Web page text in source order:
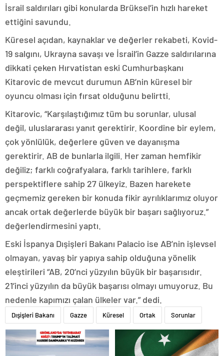
İsrail saldırıları gibi konularda Brüksel’in hızlı hareket
ettiğini savundu.
Küresel açıdan, kaynaklar ve değerler rekabeti, Kovid-
19 salgını, Ukrayna savaşı ve İsrail’in Gazze saldırılarına
dikkati çeken Hırvatistan eski Cumhurbaşkanı
Kitarovic de mevcut durumun AB’nin küresel bir
oyuncu olması için fırsat olduğunu belirtti.
Kitarovic, “Karşılaştığımız tüm bu sorunlar, ulusal
değil, uluslararası yanıt gerektirir. Koordine bir eylem,
çok yönlülük, değerlere güven ve dayanışma
gerektirir. AB de bunlarla ilgili. Her zaman hemfikir
değiliz; farklı coğrafyalara, farklı tarihlere, farklı
perspektiflere sahip 27 ülkeyiz. Bazen harekete
geçmemiz gereken bir konuda fikir ayrılıklarımız oluyor
ancak ortak değerlerde büyük bir başarı sağlıyoruz.”
değerlendirmesini yaptı.
Eski İspanya Dışişleri Bakanı Palacio ise AB’nin işlevsel
olmayan, yavaş bir yapıya sahip olduğuna yönelik
eleştirileri “AB, 20’nci yüzyılın büyük bir başarısıdır.
21’inci yüzyılın da büyük başarısı olmayı umuyoruz. Bu
nedenle kapımızı çalan ülkeler var.” dedi.
Dışişleri Bakanı Gazze Küresel Ortak Sorunlar